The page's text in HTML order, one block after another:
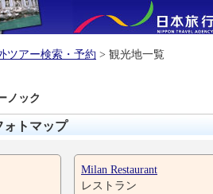
ツアー検索・予約 > 観光地一覧
ノック
ォトマップ
Milan Restaurant
レストラン